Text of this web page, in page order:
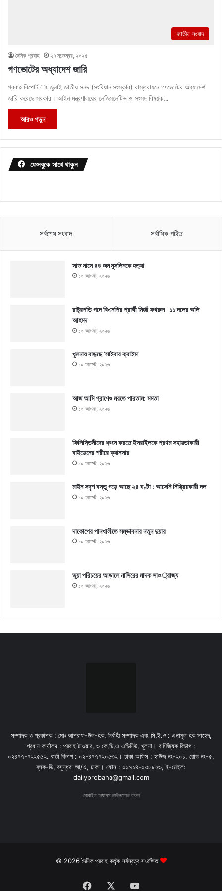
জাতীয় সংবাদ
দৈনিক প্রবাহ ২৭ নভেম্বর, ২০২৫
গণভোটের অধ্যাদেশ জারি
প্রবাহ রিপোর্ট ঃ জুলাই জাতীয় সনদ (সংবিধান সংস্কার) বাস্তবায়নে গণভোটের অধ্যাদেশ
জারি করেছে সরকার। আইন মন্ত্রণালয়ের লেজিসলেটিভ ও সংসদ বিষয়ক…
আরও পড়ুন
ফেসবুকে সাথে থাকুন
সর্বশেষ সংবাদ সর্বাধিক পঠিত
সাত মাসে ৪৪ জন মুসলিমকে হত্যা
১০ আগস্ট, ২০২৬
রাষ্ট্রপতি পদে বিএনপির প্রার্থী মির্জা ফখরুল : ১১ দলের অলি
আহমদ
১০ আগস্ট, ২০২৬
খুলনায় বাড়ছে ‘সাইবার ক্রাইম’
১০ আগস্ট, ২০২৬
আজ আমি প্রাণেও মরতে পারতাম: মমতা
১০ আগস্ট, ২০২৬
ফিলিস্তিনীদের ধ্বংস করতে ইসরাইলকে প্রথম সহায়তাকারী
বাইডেনের শরীরে ক্যানসার
১০ আগস্ট, ২০২৬
মাইন সদৃশ বস্তু পড়ে আছে ২৪ ঘণ্টা : আসেনি নিষ্ক্রিয়কারী দল
১০ আগস্ট, ২০২৬
দাকোপের পানখালীতে সম্ভাবনার নতুন দুয়ার
১০ আগস্ট, ২০২৬
ভুয়া পরিচয়ের আড়ালে নাসিরের মাদক সা¤্রাজ্য
১০ আগস্ট, ২০২৬
সম্পাদক ও প্রকাশক : মোঃ আশরাফ-উল-হক, নির্বাহী সম্পাদক এবং সি.ই.ও : এনামুল হক সাহেদ,
প্রধান কার্যালয় : প্রবাহ টাওয়ার, ৩ কে,ডি,এ এভিনিউ, খুলনা। বাণিজ্যিক বিভাগ :
০২৪৭৭-৭২২৫৫২. বার্তা বিভাগ : ০২-৪৭৭৭২০৫৩২। ঢাকা অফিস : হাউজ নং-২০১, রোড নং-৫,
ব্লক-ডি, বসুন্ধরা আ/এ, ঢাকা। ফোন : ০১৭১৪-০৩৮৮২৩, ই-মেইল:
dailyprobaha@gmail.com
মোবাইল অ্যাপস ডাউনলোড করুন
© 2026 দৈনিক প্রবাহ কর্তৃক সর্বস্বত্ব সংরক্ষিত
Facebook